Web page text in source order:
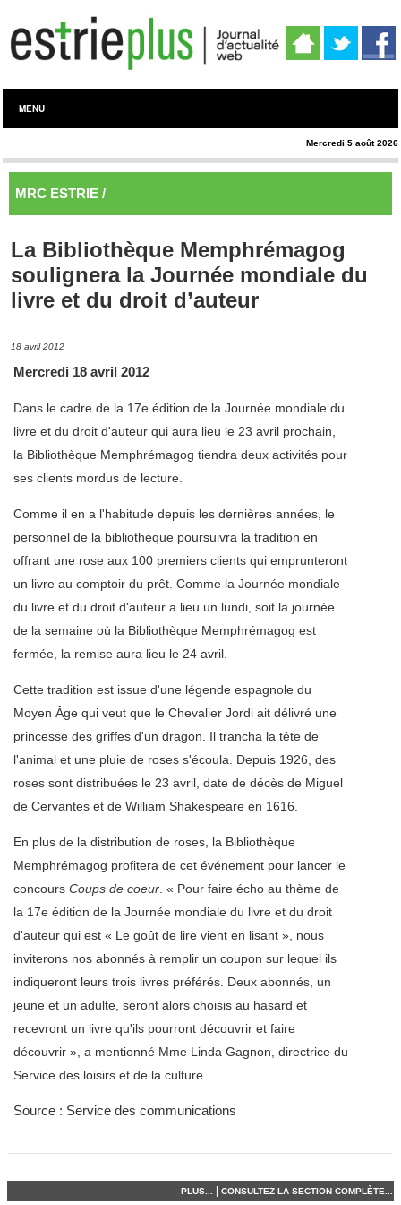
MENU
Mercredi 5 août 2026
MRC ESTRIE /
La Bibliothèque Memphrémagog
soulignera la Journée mondiale du
livre et du droit d’auteur
18 avril 2012
Mercredi 18 avril 2012
Dans le cadre de la 17e édition de la Journée mondiale du
livre et du droit d'auteur qui aura lieu le 23 avril prochain,
la Bibliothèque Memphrémagog tiendra deux activités pour
ses clients mordus de lecture.
Comme il en a l'habitude depuis les dernières années, le
personnel de la bibliothèque poursuivra la tradition en
offrant une rose aux 100 premiers clients qui emprunteront
un livre au comptoir du prêt. Comme la Journée mondiale
du livre et du droit d'auteur a lieu un lundi, soit la journée
de la semaine où la Bibliothèque Memphrémagog est
fermée, la remise aura lieu le 24 avril.
Cette tradition est issue d'une légende espagnole du
Moyen Âge qui veut que le Chevalier Jordi ait délivré une
princesse des griffes d'un dragon. Il trancha la tête de
l'animal et une pluie de roses s'écoula. Depuis 1926, des
roses sont distribuées le 23 avril, date de décès de Miguel
de Cervantes et de William Shakespeare en 1616.
En plus de la distribution de roses, la Bibliothèque
Memphrémagog profitera de cet événement pour lancer le
concours Coups de coeur . « Pour faire écho au thème de
la 17e édition de la Journée mondiale du livre et du droit
d'auteur qui est « Le goût de lire vient en lisant », nous
inviterons nos abonnés à remplir un coupon sur lequel ils
indiqueront leurs trois livres préférés. Deux abonnés, un
jeune et un adulte, seront alors choisis au hasard et
recevront un livre qu'ils pourront découvrir et faire
découvrir », a mentionné Mme Linda Gagnon, directrice du
Service des loisirs et de la culture.
Source : Service des communications
PLUS... CONSULTEZ LA SECTION COMPLÈTE...